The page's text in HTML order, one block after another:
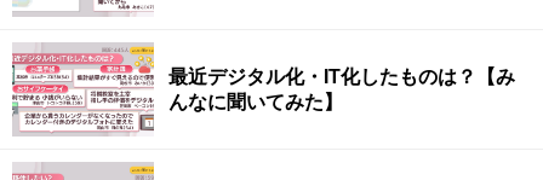
最近デジタル化・IT化したものは？【み
んなに聞いてみた】